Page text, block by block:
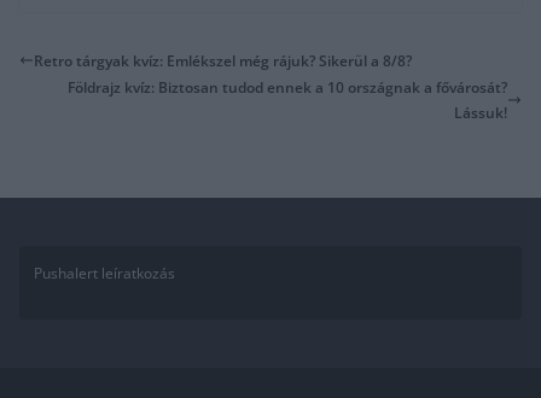
Retro tárgyak kvíz: Emlékszel még rájuk? Sikerül a 8/8?
Földrajz kvíz: Biztosan tudod ennek a 10 országnak a fővárosát?
Lássuk!
Pushalert leíratkozás